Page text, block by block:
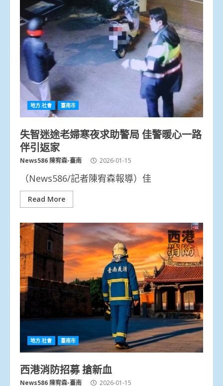
地方.社會 臺南市
失智迷途老婦寒夜求助警局 佳警暖心一路
伴引返家
News586 陳宥森-臺南 2026-01-15
（News586/記者陳宥森報導）佳
Read More
地方.社會 臺南市
西港消防招募 搶新血
News586 陳宥森-臺南 2026-01-15